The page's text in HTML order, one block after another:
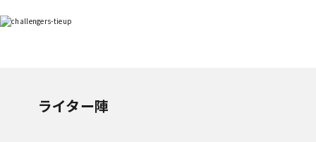
ライター陣